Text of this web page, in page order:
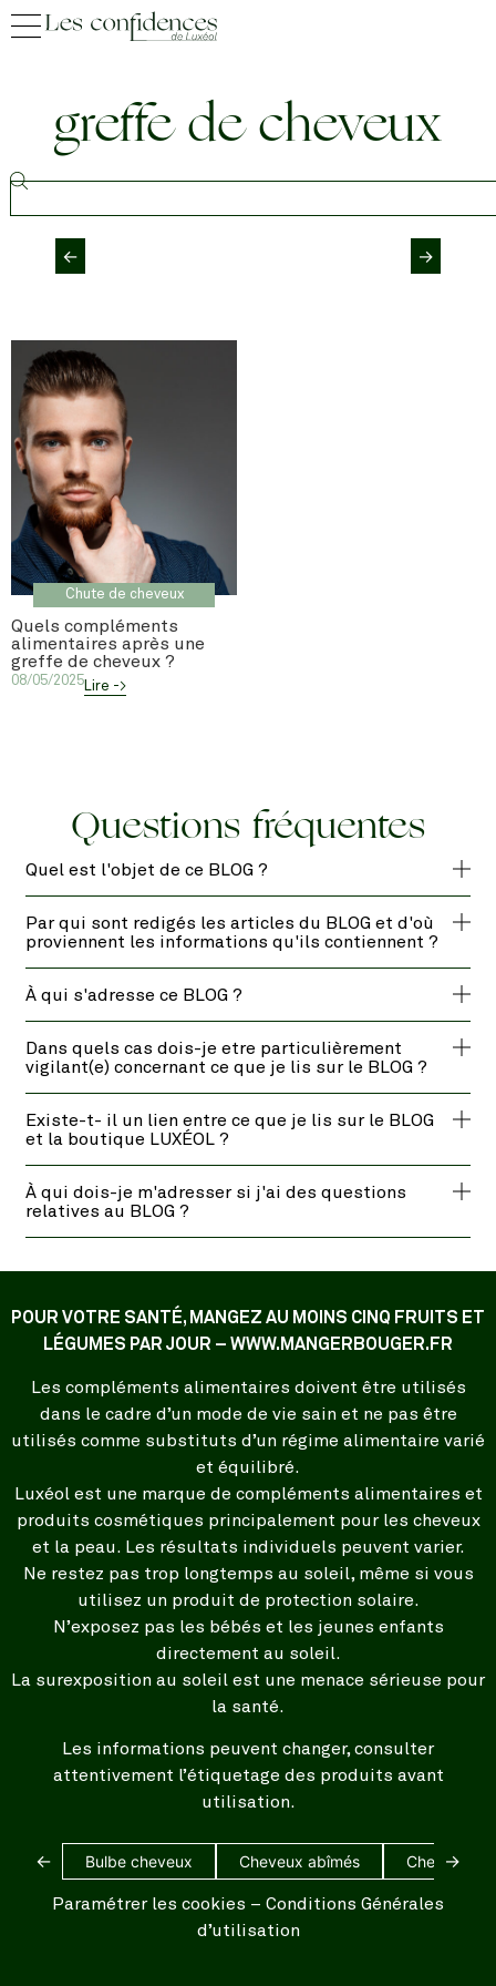
greffe de cheveux
← →
Chute de cheveux
Quels compléments
alimentaires après une
greffe de cheveux ?
08/05/2025Lire ->
Questions fréquentes
Quel est l'objet de ce BLOG ?
Par qui sont redigés les articles du BLOG et d'où
proviennent les informations qu'ils contiennent ?
À qui s'adresse ce BLOG ?
Dans quels cas dois-je etre particulièrement
vigilant(e) concernant ce que je lis sur le BLOG ?
Existe-t- il un lien entre ce que je lis sur le BLOG
et la boutique LUXÉOL ?
À qui dois-je m'adresser si j'ai des questions
relatives au BLOG ?
POUR VOTRE SANTÉ, MANGEZ AU MOINS CINQ FRUITS ET
LÉGUMES PAR JOUR – WWW.MANGERBOUGER.FR
Les compléments alimentaires doivent être utilisés
dans le cadre d’un mode de vie sain et ne pas être
utilisés comme substituts d’un régime alimentaire varié
et équilibré.
Luxéol est une marque de compléments alimentaires et
produits cosmétiques principalement pour les cheveux
et la peau. Les résultats individuels peuvent varier.
Ne restez pas trop longtemps au soleil, même si vous
utilisez un produit de protection solaire.
N’exposez pas les bébés et les jeunes enfants
directement au soleil.
La surexposition au soleil est une menace sérieuse pour
la santé.
Les informations peuvent changer, consulter
attentivement l’étiquetage des produits avant
utilisation.
← Bulbe cheveux Cheveux abîmés Cheveux
→
Paramétrer les cookies – Conditions Générales
d’utilisation